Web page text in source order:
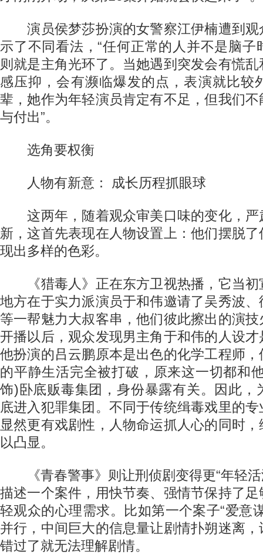
演员侯梦莎扮演的女警察江伊楠遭到观
示了不同看法，“任何正常的人并不是脑子
则就是主角光环了。当她遇到突发会有慌
感压抑，会有濒临爆发的点，表演就比较
辈，她作为年轻演员肯定有不足，但我们
与付出”。
选角要权衡
人物有新意： 成长历程抓眼球
这两年，随着观众审美口味的变化，严
新，这首先表现在人物设置上：他们摆脱
现出多样的色彩。
《猎毒人》正在东方卫视热播，它当初
地方在于实力派演员于和伟邀请了吴秀波
等一帮魅力大叔客串，他们彼此擦出的演
开播以后，观众发现男主角于和伟的人设
他扮演的吕云鹏原本是出色的化学工程师
的平静生活完全被打破，原来这一切都和
饰)卧底贩毒集团，身份暴露有关。因此，
底进入犯罪集团。不同于传统缉毒戏里的
显然更有戏剧性，人物命运抓人心的同时
以凸显。
《青春警事》则让刑侦剧变得更“年轻活
描述一个案件，用快节奏、强情节保持了
轻观众的心理需求。比如第一个案子“爱意
并行，中间巨大的信息量让剧情扑朔迷离
错过了就无法理解剧情。